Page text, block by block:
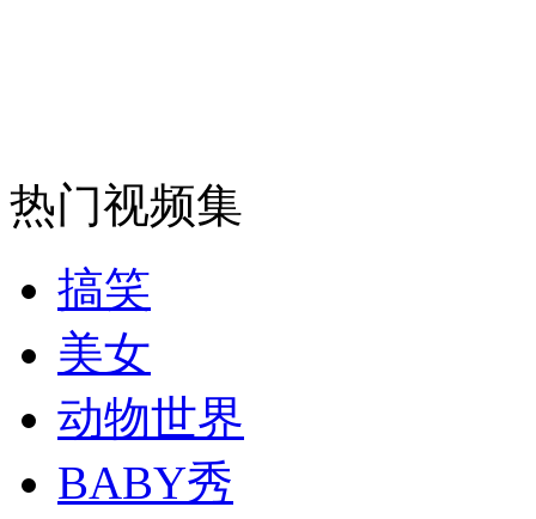
司机酒驾遇交警 急速倒车逃窜
热门视频集
搞笑
美女
动物世界
BABY秀